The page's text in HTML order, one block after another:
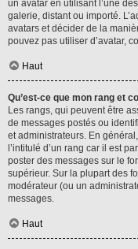
un avatar en utilisant l’une
galerie, distant ou importé.
avatars et décider de la
pouvez pas utiliser d’avatar,
Haut
Qu’est-ce que mon rang et
Les rangs, qui peuvent être
de messages postés ou
et administrateurs. En
l’intitulé d’un rang car il est
poster des messages sur le
supérieur. Sur la plupart des
modérateur (ou un
messages.
Haut